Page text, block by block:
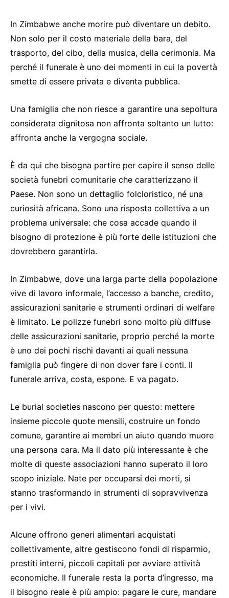
In Zimbabwe anche morire può diventare un debito.
Non solo per il costo materiale della bara, del
trasporto, del cibo, della musica, della cerimonia. Ma
perché il funerale è uno dei momenti in cui la povertà
smette di essere privata e diventa pubblica.
Una famiglia che non riesce a garantire una sepoltura
considerata dignitosa non affronta soltanto un lutto:
affronta anche la vergogna sociale.
È da qui che bisogna partire per capire il senso delle
società funebri comunitarie che caratterizzano il
Paese. Non sono un dettaglio folcloristico, né una
curiosità africana. Sono una risposta collettiva a un
problema universale: che cosa accade quando il
bisogno di protezione è più forte delle istituzioni che
dovrebbero garantirla.
In Zimbabwe, dove una larga parte della popolazione
vive di lavoro informale, l’accesso a banche, credito,
assicurazioni sanitarie e strumenti ordinari di welfare
è limitato. Le polizze funebri sono molto più diffuse
delle assicurazioni sanitarie, proprio perché la morte
è uno dei pochi rischi davanti ai quali nessuna
famiglia può fingere di non dover fare i conti. Il
funerale arriva, costa, espone. E va pagato.
Le burial societies nascono per questo: mettere
insieme piccole quote mensili, costruire un fondo
comune, garantire ai membri un aiuto quando muore
una persona cara. Ma il dato più interessante è che
molte di queste associazioni hanno superato il loro
scopo iniziale. Nate per occuparsi dei morti, si
stanno trasformando in strumenti di sopravvivenza
per i vivi.
Alcune offrono generi alimentari acquistati
collettivamente, altre gestiscono fondi di risparmio,
prestiti interni, piccoli capitali per avviare attività
economiche. Il funerale resta la porta d’ingresso, ma
il bisogno reale è più ampio: pagare le cure, mandare